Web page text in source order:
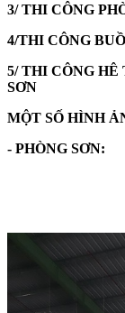
3/ THI CÔNG
4/THI CÔNG
5/ THI CÔNG HÊ
SƠN
MỘT SỐ HÌNH
- PHÒNG SƠN: